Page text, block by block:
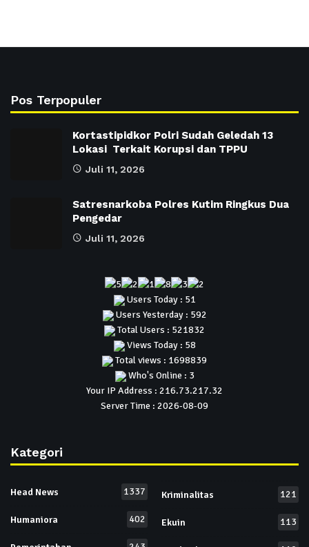
Pos Terpopuler
Kortastipidkor Polri Sudah Geledah 13
Lokasi Terkait Korupsi dan TPPU
Juli 11, 2026
Satresnarkoba Polres Kutim Ringkus Dua
Pengedar
Juli 11, 2026
Users Today : 51
Users Yesterday : 592
Total Users : 521832
Views Today : 58
Total views : 1698839
Who's Online : 3
Your IP Address : 216.73.217.32
Server Time : 2026-08-09
Kategori
Head News 1337
Humaniora 402
Kriminalitas 121
Ekuin 113